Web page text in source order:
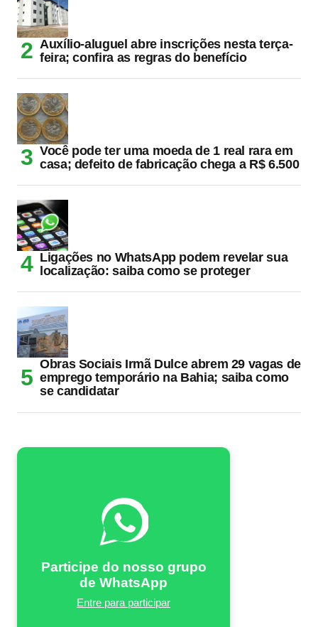
Auxílio-aluguel abre inscrições nesta terça-
feira; confira as regras do benefício
Você pode ter uma moeda de 1 real rara em
casa; defeito de fabricação chega a R$ 6.500
Ligações no WhatsApp podem revelar sua
localização: saiba como se proteger
Obras Sociais Irmã Dulce abrem 29 vagas de
emprego temporário na Bahia; saiba como
se candidatar
Participe do nosso grupo
de WhatsApp
Entre para participar